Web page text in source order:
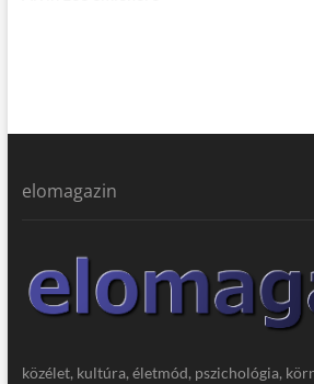
elomagazin
közélet, kultúra, életmód, pszichológia,